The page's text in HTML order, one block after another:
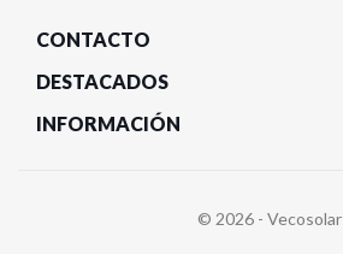
CONTACTO
DESTACADOS
INFORMACIÓN
© 2026 - Vecosolar